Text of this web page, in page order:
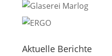
Aktuelle Berichte